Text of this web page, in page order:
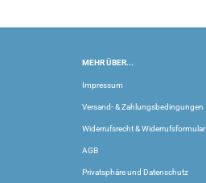
MEHR ÜBER...
Impressum
Versand- & Zahlungsbedingungen
Widerrufsrecht & Widerrufsformular
AGB
Privatsphäre und Datenschutz